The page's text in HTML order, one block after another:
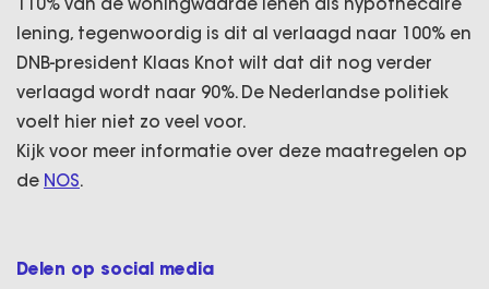
lening, tegenwoordig is dit al verlaagd naar 100% en
DNB-president Klaas Knot wilt dat dit nog verder
verlaagd wordt naar 90%. De Nederlandse politiek
voelt hier niet zo veel voor.
Kijk voor meer informatie over deze maatregelen op
de NOS.
Delen op social media